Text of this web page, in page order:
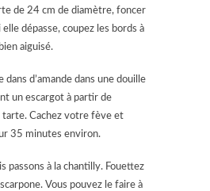
de 24 cm de diamètre, foncer
dépasse, coupez les bords à
aiguisé.
d’amande dans une douille
un escargot à partir de
tarte. Cachez votre fève et
35 minutes environ.
passons à la chantilly. Fouettez
Vous pouvez le faire à